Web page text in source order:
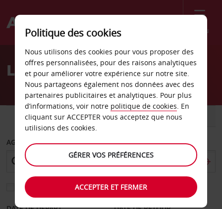
Menu
Welcome
AvisLocation de voiture Falun
VOITURE UTILITAIRE
AGENCE DE DÉPART
Sélectionnez une autre agence de retour
Politique des cookies
Nous utilisons des cookies pour vous proposer des
offres personnalisées, pour des raisons analytiques
et pour améliorer votre expérience sur notre site.
Nous partageons également nos données avec des
partenaires publicitaires et analytiques. Pour plus
d’informations, voir notre politique de cookies. En
cliquant sur ACCEPTER vous acceptez que nous
utilisions des cookies.
GÉRER VOS PRÉFÉRENCES
ACCEPTER ET FERMER